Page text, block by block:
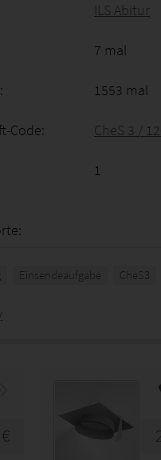
ILS Abitur
7 mal
1553 mal
Code: CheS 3 /
1
Einsendeaufgabe CheS3